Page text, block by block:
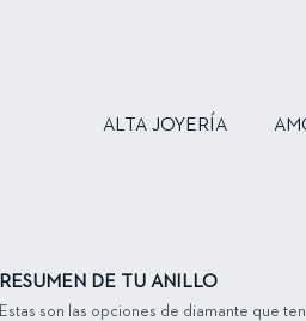
ALTA JOYERÍA
RESUMEN DE TU ANILLO
Estas son las opciones de diamante que